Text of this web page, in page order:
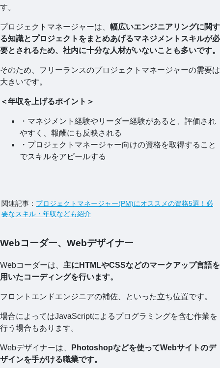
す。
プロジェクトマネージャーは、 幅広いエンジニアリングに関す
る知識とプロジェクトをまとめあげるマネジメントスキルが必
要とされるため、社内に十分な人材がいないことも多いです。
そのため、フリーランスのプロジェクトマネージャーの需要は
大きいです。
＜年収を上げるポイント＞
・マネジメント経験やリーダー経験があると、評価され
やすく、報酬にも反映される
・プロジェクトマネージャー向けの資格を取得すること
でスキルをアピールする
関連記事： プロジェクトマネージャー(PM)にオススメの資格5選！必
要なスキル・年収なども紹介
Webコーダー、Webデザイナー
Webコーダーは、 主にHTMLやCSSなどのマークアップ言語を
用いたコーディングを行います。
フロントエンドエンジニアの補佐、といった立ち位置です。
場合によってはJavaScriptによるプログラミングを含む作業を
行う場合もあります。
Webデザイナーは、
Photoshopなどを使ってWebサイトのデ
ザインを手がける職業です。